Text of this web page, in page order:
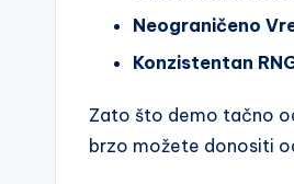
Neograničeno
Konzistentan
Zato što demo tačno
brzo možete donositi